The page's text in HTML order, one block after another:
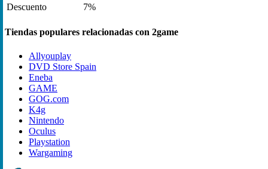
Descuento
7%
Tiendas populares relacionadas con 2game
Allyouplay
DVD Store Spain
Eneba
GAME
GOG.com
K4g
Nintendo
Oculus
Playstation
Wargaming